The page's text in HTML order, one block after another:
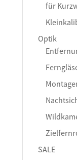
für
Optik
SALE